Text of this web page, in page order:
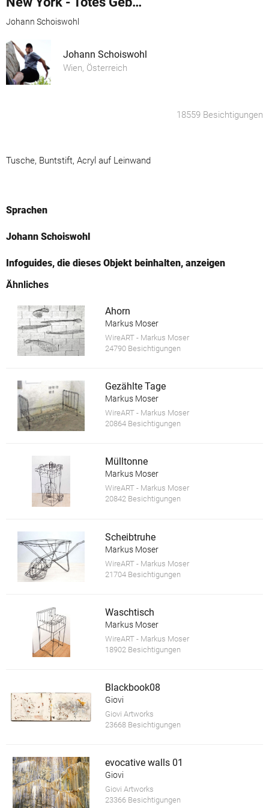
Johann Schoiswohl
Johann Schoiswohl
Wien, Österreich
18559 Besichtigungen
Tusche, Buntstift, Acryl auf Leinwand
Sprachen
Johann Schoiswohl
Infoguides, die dieses Objekt beinhalten, anzeigen
Ähnliches
Ahorn
Markus Moser
WireART - Markus Moser
24790 Besichtigungen
Gezählte Tage
Markus Moser
WireART - Markus Moser
20864 Besichtigungen
Mülltonne
Markus Moser
WireART - Markus Moser
20842 Besichtigungen
Scheibtruhe
Markus Moser
WireART - Markus Moser
21704 Besichtigungen
Waschtisch
Markus Moser
WireART - Markus Moser
18902 Besichtigungen
Blackbook08
Giovi
Giovi Artworks
23668 Besichtigungen
evocative walls 01
Giovi
Giovi Artworks
23366 Besichtigungen